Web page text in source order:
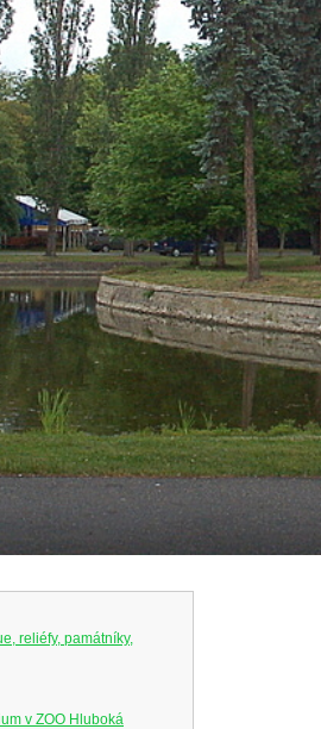
reliéfy, památníky,
v ZOO Hluboká